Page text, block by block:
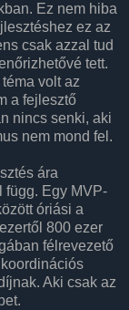
Ez nem hiba
ez az
csak azzal tud
tett.
volt az
a fejlesztő
nincs senki, aki
nem mond fel.
ára
függ. Egy MVP-
óriási a
800 ezer
félrevezető
Aki csak az